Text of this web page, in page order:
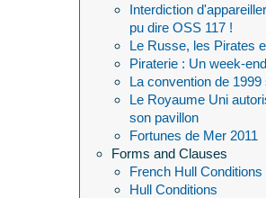
Interdiction
pu dire OSS 117 !
Le Russe, les Pirates
Piraterie : Un week-
La convention de
Le Royaume Uni
son pavillon
Fortunes de Mer 2011
Forms and Clauses
French Hull Conditions
Hull Conditions